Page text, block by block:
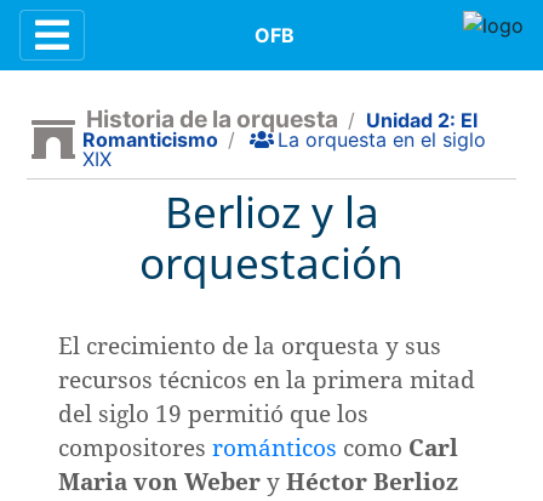
OFB
Contenidos
Historia de la orquesta / Unidad 2: El
Romanticismo /
La orquesta en el siglo
XIX
Berlioz y la
orquestación
El crecimiento de la orquesta y sus
recursos técnicos en la primera mitad
del siglo 19 permitió que los
compositores románticos como Carl
Maria von Weber y Héctor Berlioz